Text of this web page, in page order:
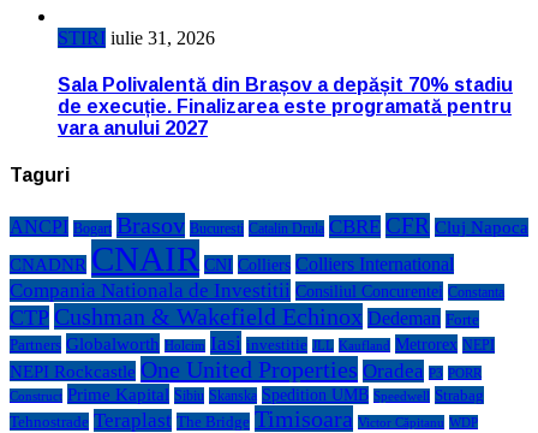
STIRI iulie 31, 2026
Sala Polivalentă din Brașov a depășit 70% stadiu
de execuție. Finalizarea este programată pentru
vara anului 2027
Taguri
ANCPI Bogart Brasov Bucuresti Catalin Drula CBRE CFR Cluj Napoca
CNADNR CNAIR CNI Colliers Colliers International
Compania Nationala de Investitii Consiliul Concurentei Constanta
CTP Cushman & Wakefield Echinox Dedeman Forte
Partners Globalworth Holcim Iasi investitie JLL Kaufland Metrorex NEPI
NEPI Rockcastle One United Properties Oradea P3 PORR
Construct Prime Kapital Sibiu Skanska Spedition UMB Speedwell Strabag
Tehnostrade Teraplast The Bridge Timisoara Victor Căpitanu WDP